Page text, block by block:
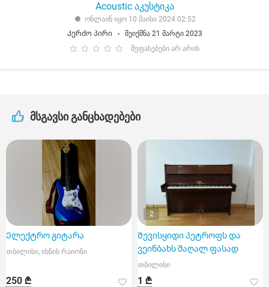
Acoustic აკუსტიკა
ონლაინ იყო 10 მაისი 2024 02:52
Კერძო პირი
შეიქმნა 21 მარტი 2023
შეფასებები არ არის
მსგავსი განცხადებები
Ელექტრო გიტარა
თბილისი, ისნის რაიონი
250 ₾
2
Შევისყიდი პეტროფს და
ვეინბახს მაღალ ფასად
თბილისი
1 ₾